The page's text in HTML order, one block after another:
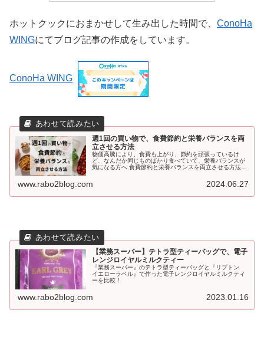
ホットクックにおまかせして生み出した時間で、 ConoHa
WINGにてブログ記事の作成をしています。
ConoHa WING
週1回の買い物で、食費節約と栄養バランスを両
立させる方法
物価高騰により、食費も上がり、節約を頑張っているけ
ど、なんだか同じものばかり食べていて、栄養バランスが
気になる方へ 食費節約と栄養バランスを両立させる方法を
www.rabo2blog.com 2024.06.27
【業務スーパー】テトラ型ティーバッグで、電子
レンジロイヤルミルクティー
『業務スーパー』のテトラ型ティーバッグと『リプトン
イエローラベル』で作った電子レンジロイヤルミルクティ
ーを比較！
www.rabo2blog.com 2023.01.16